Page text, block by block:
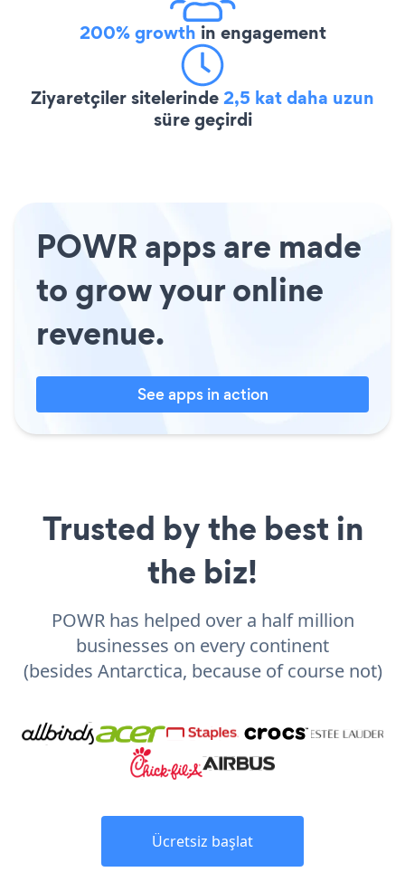
200% growth in engagement
Ziyaretçiler sitelerinde2,5 kat daha uzun
süre geçirdi
POWR apps are made
to grow your online
revenue.
See apps in action
Trusted by the best in
the biz!
POWR has helped over a half million
businesses on every continent
(besides Antarctica, because of course not)
Ücretsiz başlat